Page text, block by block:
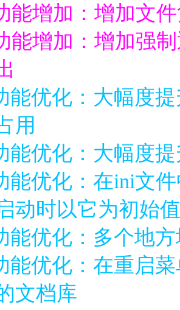
能增加：增加文
能增加：增加强
能优化：大幅度
用
能优化：大幅度
能优化：在ini文
动时以它为初始值
能优化：多个地
能优化：在重启
文档库